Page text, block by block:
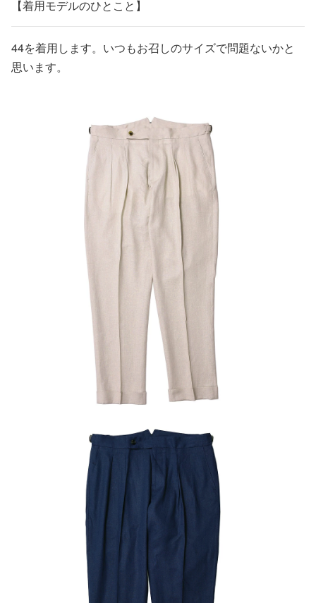
【着用モデルのひとこと】
44を着用します。いつもお召しのサイズで問題ないかと
思います。